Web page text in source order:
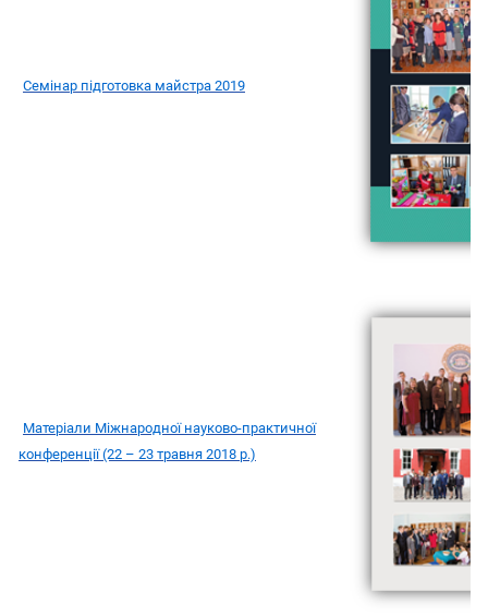
Семінар підготовка майстра 2019
Матеріали Міжнародної науково-практичної
конференції (22 – 23 травня 2018 р.)